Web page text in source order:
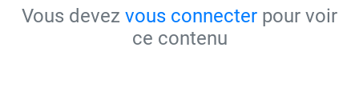
Vous devez vous connecter pour voir
ce contenu